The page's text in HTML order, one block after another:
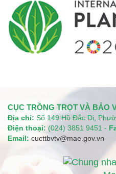
CỤC TRỒNG TRỌT VÀ BẢO
Địa chỉ: Số 149 Hồ Đắc Di,
Điện thoại: (024) 3851 9451 -
Email: cucttbvtv@mae.gov.vn